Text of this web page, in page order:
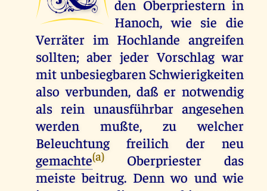
den Oberpriestern in
Hanoch, wie sie die
Verräter im Hochlande angreifen
sollten; aber jeder Vorschlag war
mit unbesiegbaren Schwierigkeiten
also verbunden, daß er notwendig
als rein unausführbar angesehen
werden mußte, zu welcher
Beleuchtung freilich der neu
gemachte(a)Oberpriester das
meiste beitrug. Denn wo und wie